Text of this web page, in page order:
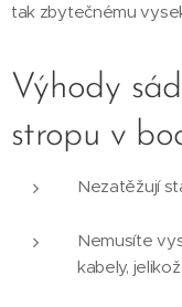
tak zbytečnému
Výhody
stropu v
Nezatěžují
Nemusíte
kabely,